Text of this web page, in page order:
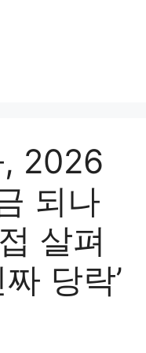
, 2026
되나
살펴
당락’